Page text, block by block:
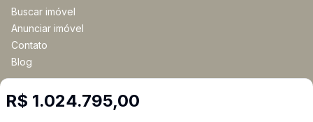
R$ 1.024.795,00
Buscar imóvel
Anunciar imóvel
Contato
Blog